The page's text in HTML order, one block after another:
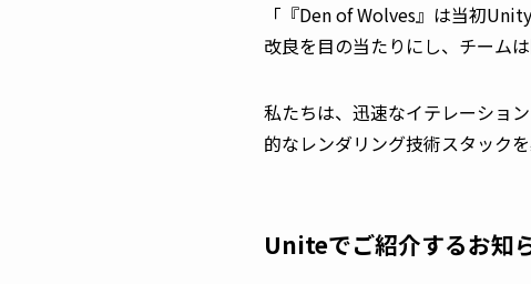
「『Den of Wolves』は当初
改良を目の当たりにし、チーム
私たちは、迅速なイテレーショ
的なレンダリング技術スタック
Uniteでご紹介するお知